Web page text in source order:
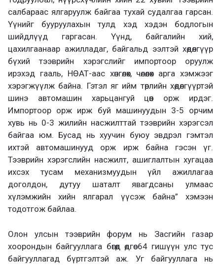
салбараас ялгаруулж байгаа тухай судалгаа гарсан.
Үүнийг бууруулахын тулд хэд хэдэн бодлогын
шийдлүүд гаргасан. Үүнд, байгалийн хий,
цахилгаанаар ажилладаг, байгальд ээлтэй хөдөлгүүр
бүхий тээврийн хэрэгслийг импортоор оруулж
ирэхэд гааль, НӨАТ-аас хөнгөлөх, чөлөөлөх арга хэмжээг
хэрэгжүүлж байна. Гэтэл яг ийм төрлийн хөдөлгүүртэй
шинэ автомашин харьцангуй цөөн орж ирдэг.
Импортоор орж ирж буй машинуудын 3-5 орчим
хувь нь 0-3 жилийн насжилттай тээврийн хэрэгсэл
байгаа юм. Бусад нь хуучин буюу эвдрэл гэмтэл
ихтэй автомашинууд орж ирж байна гэсэн үг.
Тээврийн хэрэгслийн насжилт, ашиглалтын хугацаа
ихсэх тусам механизмуудын үйл ажиллагаа
доголдон, дутуу шаталт явагдсаны улмаас
хүлэмжийн хийн ялгарал үүсэж байна” хэмээн
тодотгож байлаа.
Олон улсын тээврийн форум нь Засгийн газар
хоорондын байгууллага бөгөөд өдгөө 64 гишүүн улс тус
байгууллагад бүртгэлтэй аж. Уг байгууллага нь